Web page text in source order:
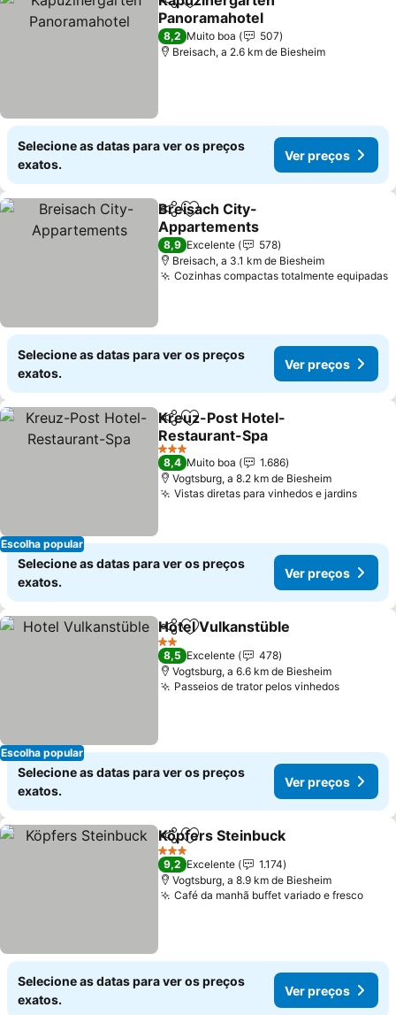
PartilharAdicionar aos favoritos
Panoramahotel
8,2 Muito boa
507
Breisach, a 2.6 km de Biesheim
Selecione as datas para ver os preços
exatos.
Ver preços
PartilharAdicionar aos favoritos
Breisach City-
Appartements
8,9 Excelente
578
Breisach, a 3.1 km de Biesheim
Cozinhas compactas totalmente equipadas
Selecione as datas para ver os preços
exatos.
Ver preços
Escolha popular
PartilharAdicionar aos favoritos
Kreuz-Post Hotel-
Restaurant-Spa
3 Estrelas
8,4 Muito boa
1.686
Vogtsburg, a 8.2 km de Biesheim
Vistas diretas para vinhedos e jardins
Selecione as datas para ver os preços
exatos.
Ver preços
Escolha popular
PartilharAdicionar aos favoritos
Hotel Vulkanstüble
2 Estrelas
8,5 Excelente
478
Vogtsburg, a 6.6 km de Biesheim
Passeios de trator pelos vinhedos
Selecione as datas para ver os preços
exatos.
Ver preços
PartilharAdicionar aos favoritos
Köpfers Steinbuck
3 Estrelas
9,2 Excelente
1.174
Vogtsburg, a 8.9 km de Biesheim
Café da manhã buffet variado e fresco
Selecione as datas para ver os preços
exatos.
Ver preços